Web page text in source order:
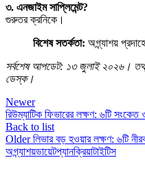
৩. এনজাইম সাপ্লিমেন্ট?
গুরুতর ক্রনিকে।
বিশেষ সতর্কতা: অগ্ন্যাশয়
সর্বশেষ আপডেট: ১৩ জুলাই ২০২৬।
ডেস্ক।
Newer
রিউম্যাটিক ফিভারের লক্ষণ: ৬টি সংকেত
Back to list
Older লিভার বড় হওয়ার লক্ষণ: ৬টি
অগ্ন্যাশয়ডায়েটপ্যানক্রিয়াটাইটিস